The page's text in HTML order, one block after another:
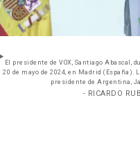
El presidente de VOX, Santiago Abascal,
20 de mayo de 2024, en Madrid (España).
presidente de Argentina,
- RICARDO